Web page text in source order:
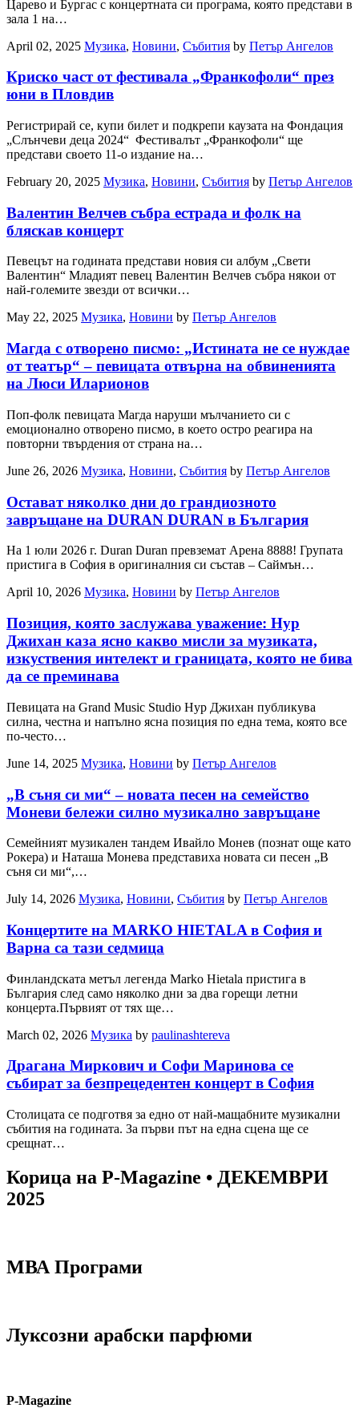
Царево и Бургас с концертната си програма, която представи в
зала 1 на…
April 02, 2025 Музика, Новини, Събития by Петър Ангелов
Криско част от фестивала „Франкофоли“ през
юни в Пловдив
Регистрирай се, купи билет и подкрепи каузата на Фондация
„Слънчеви деца 2024“ Фестивалът „Франкофоли“ ще
представи своето 11-о издание на…
February 20, 2025 Музика, Новини, Събития by Петър Ангелов
Валентин Велчев събра естрада и фолк на
бляскав концерт
Певецът на годината представи новия си албум „Свети
Валентин“ Младият певец Валентин Велчев събра някои от
най-големите звезди от всички…
May 22, 2025 Музика, Новини by Петър Ангелов
Магда с отворено писмо: „Истината не се нуждае
от театър“ – певицата отвърна на обвиненията
на Люси Иларионов
Поп-фолк певицата Магда наруши мълчанието си с
емоционално отворено писмо, в което остро реагира на
повторни твърдения от страна на…
June 26, 2026 Музика, Новини, Събития by Петър Ангелов
Остават няколко дни до грандиозното
завръщане на DURAN DURAN в България
На 1 юли 2026 г. Duran Duran превземат Арена 8888! Групата
пристига в София в оригиналния си състав – Саймън…
April 10, 2026 Музика, Новини by Петър Ангелов
Позиция, която заслужава уважение: Нур
Джихан каза ясно какво мисли за музиката,
изкуствения интелект и границата, която не бива
да се преминава
Певицата на Grand Music Studio Нур Джихан публикува
силна, честна и напълно ясна позиция по една тема, която все
по-често…
June 14, 2025 Музика, Новини by Петър Ангелов
„В съня си ми“ – новата песен на семейство
Моневи бележи силно музикално завръщане
Семейният музикален тандем Ивайло Монев (познат още като
Рокера) и Наташа Монева представиха новата си песен „В
съня си ми“,…
July 14, 2026 Музика, Новини, Събития by Петър Ангелов
Концертите на MARKO HIETALA в София и
Варна са тази седмица
Финландската метъл легенда Marko Hietala пристига в
България след само няколко дни за два горещи летни
концерта.Първият от тях ще…
March 02, 2026 Музика by paulinashtereva
Драгана Миркович и Софи Маринова се
събират за безпрецедентен концерт в София
Столицата се подготвя за едно от най-мащабните музикални
събития на годината. За първи път на една сцена ще се
срещнат…
Корица на P-Magazine • ДЕКЕМВРИ
2025
МВА Програми
Луксозни арабски парфюми
P-Magazine